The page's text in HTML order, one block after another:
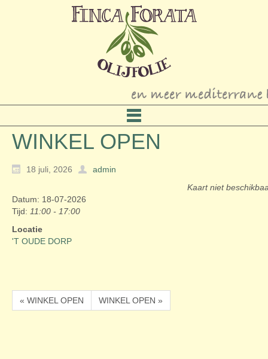
WINKEL OPEN
18 juli, 2026
admin
Kaart niet
Datum: 18-07-2026
Tijd: 11:00 - 17:00
Locatie
'T OUDE DORP
« WINKEL OPEN WINKEL OPEN »